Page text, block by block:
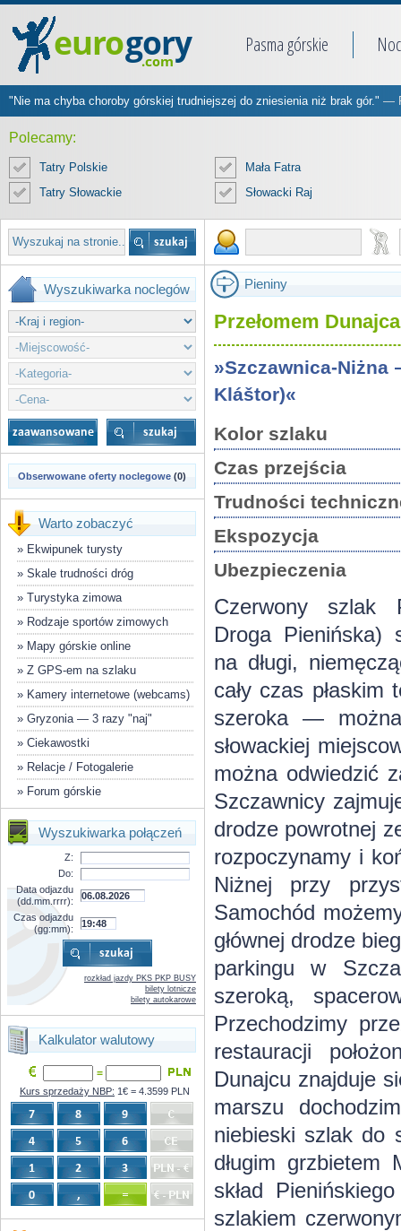
Pasma górskie
"Nie ma chyba choroby górskiej trudniejszej do zniesienia niż brak gór." —
Polecamy:
Tatry Polskie
Mała Fatra
Tatry Słowackie
Słowacki Raj
Pieniny
Przełomem Dunajca
»Szczawnica-
Kláštor)«
Kolor szlaku
Czas przejścia
Trudności
Ekspozycja
Ubezpieczenia
Czerwony szlak
Droga Pienińska)
na długi,
cały czas
szeroka —
słowackiej
można odwiedzić
Szczawnicy
drodze powrotnej
rozpoczynamy i
Niżnej przy
Samochód
głównej drodze
parkingu w
szeroką,
Przechodzimy
restauracji
Dunajcu znajduje
marszu
niebieski szlak do
długim grzbietem
skład
szlakiem
Wyszukiwarka noclegów
Obserwowane oferty noclegowe (0)
Warto zobaczyć
» Ekwipunek turysty
» Skale trudności dróg
» Turystyka zimowa
» Rodzaje sportów zimowych
» Mapy górskie online
» Z GPS-em na szlaku
» Kamery internetowe (webcams)
» Gryzonia — 3 razy "naj"
» Ciekawostki
» Relacje / Fotogalerie
» Forum górskie
Wyszukiwarka połączeń
Z:
Do:
Data odjazdu
(dd.mm.rrrr):
Czas odjazdu
(gg:mm):
rozkład jazdy PKS PKP BUSY
bilety lotnicze
bilety autokarowe
Kalkulator walutowy
=
Kurs sprzedaży NBP: 1€ = 4.3599 PLN